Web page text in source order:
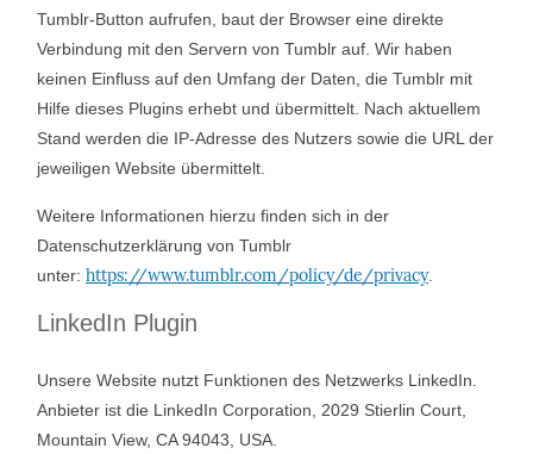
Tumblr-Button aufrufen, baut der Browser eine direkte
Verbindung mit den Servern von Tumblr auf. Wir haben
keinen Einfluss auf den Umfang der Daten, die Tumblr mit
Hilfe dieses Plugins erhebt und übermittelt. Nach aktuellem
Stand werden die IP-Adresse des Nutzers sowie die URL der
jeweiligen Website übermittelt.
Weitere Informationen hierzu finden sich in der
Datenschutzerklärung von Tumblr
unter: https://www.tumblr.com/policy/de/privacy.
LinkedIn Plugin
Unsere Website nutzt Funktionen des Netzwerks LinkedIn.
Anbieter ist die LinkedIn Corporation, 2029 Stierlin Court,
Mountain View, CA 94043, USA.